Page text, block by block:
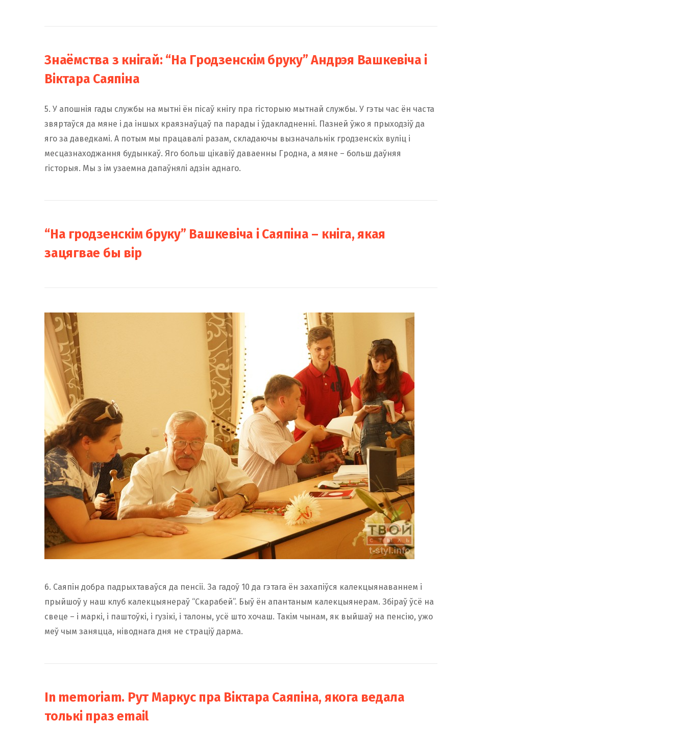
Знаёмства з кнігай: “На Гродзенскім бруку” Андрэя Вашкевіча і
Віктара Саяпіна
5. У апошнія гады службы на мытні ён пісаў кнігу пра гісторыю мытнай службы. У гэты час ён часта
звяртаўся да мяне і да іншых краязнаўцаў па парады і ўдакладненні. Пазней ўжо я прыходзіў да
яго за даведкамі. А потым мы працавалі разам, складаючы вызначальнік гродзенскіх вуліц і
месцазнаходжання будынкаў. Яго больш цікавіў даваенны Гродна, а мяне – больш даўняя
гісторыя. Мы з ім узаемна дапаўнялі адзін аднаго.
“На гродзенскім бруку” Вашкевіча і Саяпіна – кніга, якая
зацягвае бы вір
6. Саяпін добра падрыхтаваўся да пенсіі. За гадоў 10 да гэтага ён захапіўся калекцыянаваннем і
прыйшоў у наш клуб калекцыянераў “Скарабей”. Быў ён апантаным калекцыянерам. Збіраў ўсё на
свеце – і маркі, і паштоўкі, і гузікі, і талоны, усё што хочаш. Такім чынам, як выйшаў на пенсію, ужо
меў чым заняцца, ніводнага дня не страціў дарма.
In memoriam. Рут Маркус пра Віктара Саяпіна, якога ведала
толькі праз email